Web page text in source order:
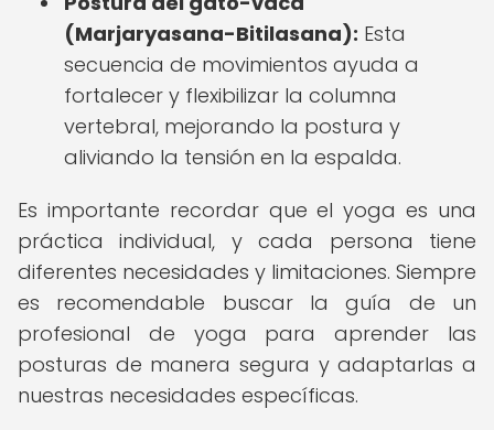
(Marjaryasana-Bitilasana): Esta
secuencia de movimientos ayuda a
fortalecer y flexibilizar la columna
vertebral, mejorando la postura y
aliviando la tensión en la espalda.
Es importante recordar que el yoga es una
práctica individual, y cada persona tiene
diferentes necesidades y limitaciones. Siempre
es recomendable buscar la guía de un
profesional de yoga para aprender las
posturas de manera segura y adaptarlas a
nuestras necesidades específicas.